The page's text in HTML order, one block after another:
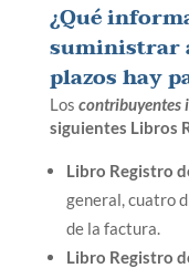
¿Qué
suministrar
plazos hay
Los contribuyentes
siguientes Libros
Libro Registro
general, cuatro
de la factura.
Libro Registro